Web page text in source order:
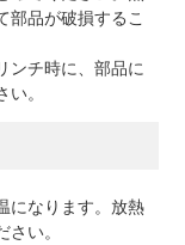
部品が破損するこ
ンチ時に、部品に
。
になります。放熱
い。